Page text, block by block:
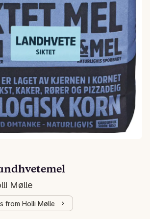
Mølle
from Holli Mølle